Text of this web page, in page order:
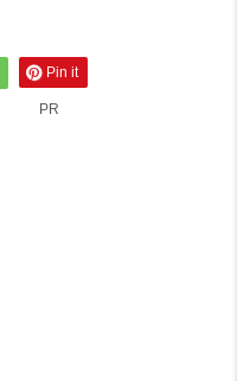
Pin it
PR